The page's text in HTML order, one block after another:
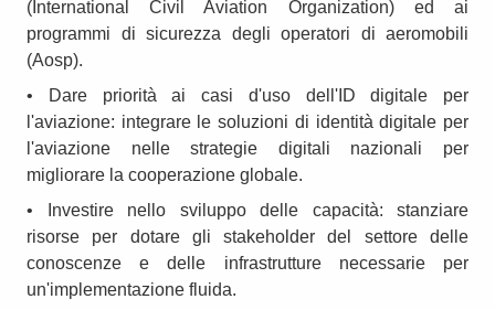
(International Civil Aviation Organization) ed ai
programmi di sicurezza degli operatori di aeromobili
(Aosp).
• Dare priorità ai casi d'uso dell'ID digitale per
l'aviazione: integrare le soluzioni di identità digitale per
l'aviazione nelle strategie digitali nazionali per
migliorare la cooperazione globale.
• Investire nello sviluppo delle capacità: stanziare
risorse per dotare gli stakeholder del settore delle
conoscenze e delle infrastrutture necessarie per
un'implementazione fluida.